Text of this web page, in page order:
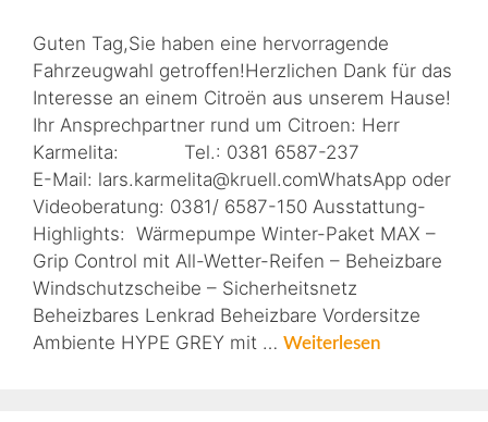
Guten Tag,Sie haben eine hervorragende
Fahrzeugwahl getroffen!Herzlichen Dank für das
Interesse an einem Citroën aus unserem Hause!
Ihr Ansprechpartner rund um Citroen: Herr
Karmelita: Tel.: 0381 6587-237
E-Mail: lars.karmelita@kruell.comWhatsApp oder
Videoberatung: 0381/ 6587-150 Ausstattung-
Highlights: Wärmepumpe Winter-Paket MAX –
Grip Control mit All-Wetter-Reifen – Beheizbare
Windschutzscheibe – Sicherheitsnetz
Beheizbares Lenkrad Beheizbare Vordersitze
Ambiente HYPE GREY mit … Weiterlesen